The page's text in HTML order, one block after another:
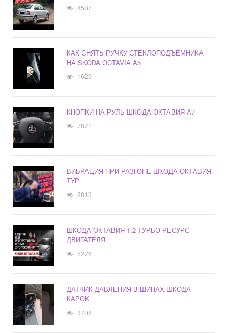
8587
КАК СНЯТЬ РУЧКУ СТЕКЛОПОДЪЕМНИКА
НА SKODA OCTAVIA A5
1629
КНОПКИ НА РУЛЬ ШКОДА ОКТАВИЯ А7
7871
ВИБРАЦИЯ ПРИ РАЗГОНЕ ШКОДА ОКТАВИЯ
ТУР
8813
ШКОДА ОКТАВИЯ 1.2 ТУРБО РЕСУРС
ДВИГАТЕЛЯ
5276
ДАТЧИК ДАВЛЕНИЯ В ШИНАХ ШКОДА
КАРОК
3708